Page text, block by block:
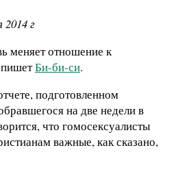
г
меняет отношение к
Би-би-си.
подготовленном
на две недели в
что гомосексуалисты
важные, как сказано,